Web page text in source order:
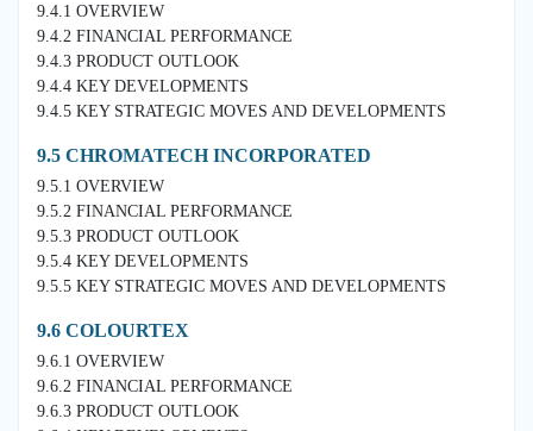
9.4.1 OVERVIEW
9.4.2 FINANCIAL PERFORMANCE
9.4.3 PRODUCT OUTLOOK
9.4.4 KEY DEVELOPMENTS
9.4.5 KEY STRATEGIC MOVES AND DEVELOPMENTS
9.5 CHROMATECH INCORPORATED
9.5.1 OVERVIEW
9.5.2 FINANCIAL PERFORMANCE
9.5.3 PRODUCT OUTLOOK
9.5.4 KEY DEVELOPMENTS
9.5.5 KEY STRATEGIC MOVES AND DEVELOPMENTS
9.6 COLOURTEX
9.6.1 OVERVIEW
9.6.2 FINANCIAL PERFORMANCE
9.6.3 PRODUCT OUTLOOK